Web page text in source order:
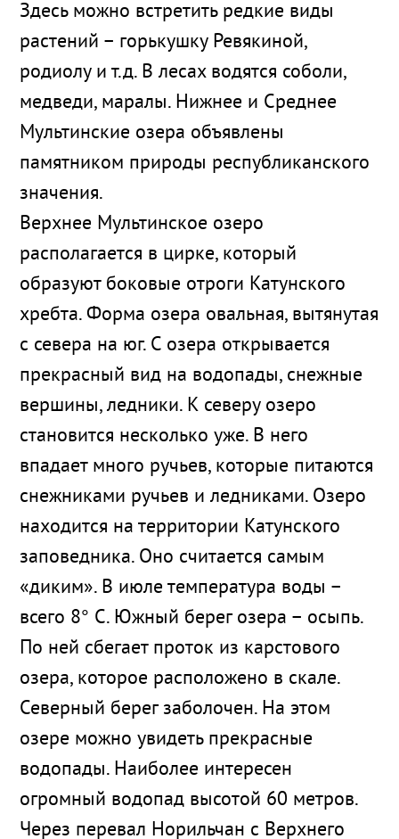
Здесь можно встретить редкие виды
растений – горькушку Ревякиной,
родиолу и т.д. В лесах водятся соболи,
медведи, маралы. Нижнее и Среднее
Мультинские озера объявлены
памятником природы республиканского
значения.
Верхнее Мультинское озеро
располагается в цирке, который
образуют боковые отроги Катунского
хребта. Форма озера овальная, вытянутая
с севера на юг. С озера открывается
прекрасный вид на водопады, снежные
вершины, ледники. К северу озеро
становится несколько уже. В него
впадает много ручьев, которые питаются
снежниками ручьев и ледниками. Озеро
находится на территории Катунского
заповедника. Оно считается самым
«диким». В июле температура воды –
всего 8° C. Южный берег озера – осыпь.
По ней сбегает проток из карстового
озера, которое расположено в скале.
Северный берег заболочен. На этом
озере можно увидеть прекрасные
водопады. Наиболее интересен
огромный водопад высотой 60 метров.
Через перевал Норильчан с Верхнего